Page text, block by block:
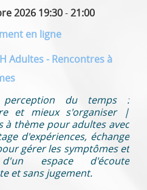
2026 19:30 -21:00
en ligne
Adultes - Rencontres à
du temps :
et mieux s'organiser |
à thème pour adultes avec
d'expériences, échange
gérer les symptômes et
espace d'écoute
et sans jugement.